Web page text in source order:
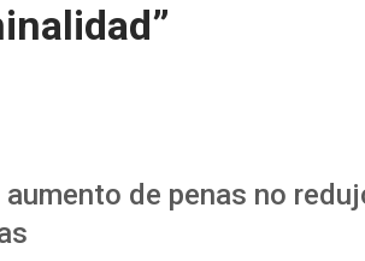
de penas no